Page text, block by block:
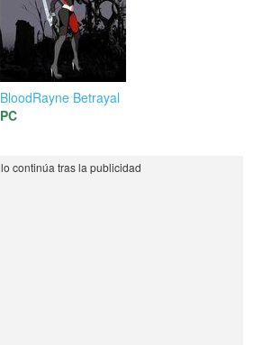
BloodRayne Betrayal
PC